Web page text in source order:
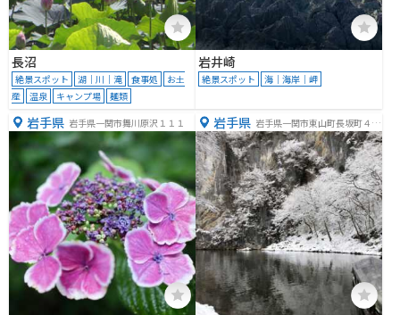
長沼
絶景スポット 湖｜川｜滝 食事処
お土
産
温泉 キャンプ場 麺類
岩井崎
絶景スポット 海｜海岸｜岬
岩手県 岩手県一関市舞川原沢１１１ 岩手県 岩手県一関市東山町長坂町４６
７